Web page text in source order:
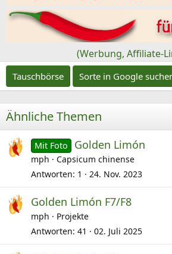
e
(Werbung, Affiliate-
Tauschbörse Sorte in Google
Ähnliche Themen
Mit Foto Golden Limón
mph
Capsicum chinense
Antworten 1 24. Nov. 2023
Golden Limón F7/F8
mph
Projekte
Antworten 41 02. Juli 2025